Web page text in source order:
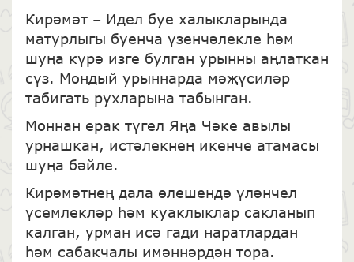
Кирәмәт – Идел буе халыкларында
матурлыгы буенча үзенчәлекле һәм
шуңа күрә изге булган урынны аңлаткан
сүз. Мондый урыннарда мәҗүсиләр
табигать рухларына табынган.
Моннан ерак түгел Яңа Чәке авылы
урнашкан, истәлекнең икенче атамасы
шуңа бәйле.
Кирәмәтнең дала өлешендә үләнчел
үсемлекләр һәм куаклыклар сакланып
калган, урман исә гади наратлардан
һәм сабакчалы имәннәрдән тора.